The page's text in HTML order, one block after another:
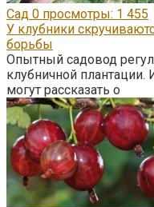
Сад 0 просмотры: 1 455
У клубники
борьбы
Опытный садовод
клубничной плантации.
могут рассказать о